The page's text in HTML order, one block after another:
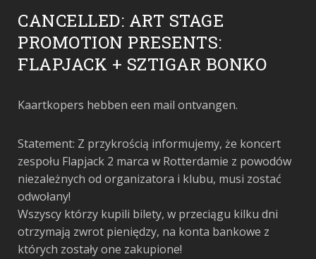
CANCELLED: ART STAGE
PROMOTION PRESENTS:
FLAPJACK + SZTIGAR BONKO
Kaartkopers hebben een mail ontvangen.
Statement: Z przykrością informujemy, że koncert
zespołu Flapjack 2 marca w Rotterdamie z powodów
niezależnych od organizatora i klubu, musi zostać
odwołany!
Wszyscy którzy kupili bilety, w przeciągu kilku dni
otrzymają zwrot pieniędzy, na konta bankowe z
których zostały one zakupione!